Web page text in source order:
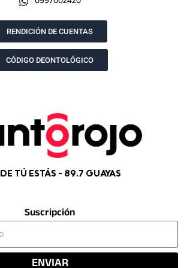
g
r
a
m
t
t
e
r
e
RENDICIÓN DE CUENTAS
CÓDIGO DEONTOLÓGICO
TÚ ESTÁS - 89.7 GUAYAS
Suscripción